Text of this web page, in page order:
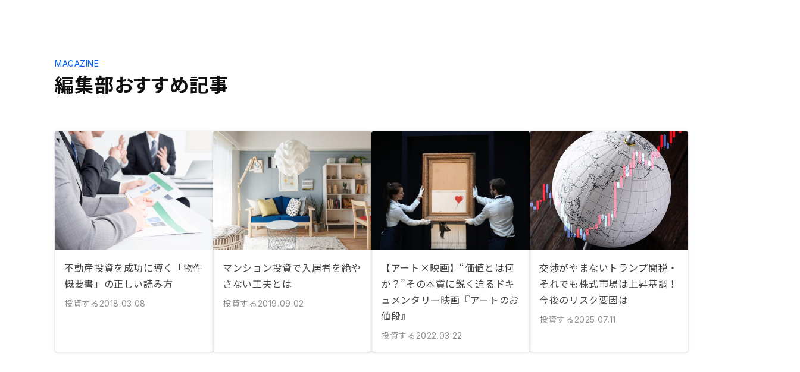
編集部おすすめ記事
MAGAZINE
不動産投資を成功に導く「物件
概要書」の正しい読み方
投資する 2018.03.08
マンション投資で入居者を絶や
さない工夫とは
投資する 2019.09.02
【アート×映画】“価値とは何
か？”その本質に鋭く迫るドキ
ュメンタリー映画『アートのお
値段』
投資する 2022.03.22
交渉がやまないトランプ関税・
それでも株式市場は上昇基調！
今後のリスク要因は
投資する 2025.07.11